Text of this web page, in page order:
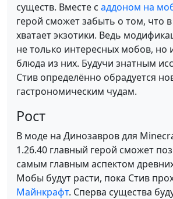
существ. Вместе с аддоном на
герой сможет забыть о том, что
хватает экзотики. Ведь
не только интересных мобов, но
блюда из них. Будучи знатным
Стив определённо обрадуется
гастрономическим чудам.
Рост
В моде на Динозавров для
1.26.40 главный герой сможет
самым главным аспектом
Мобы будут расти, пока Стив
Майнкрафт. Сперва существа